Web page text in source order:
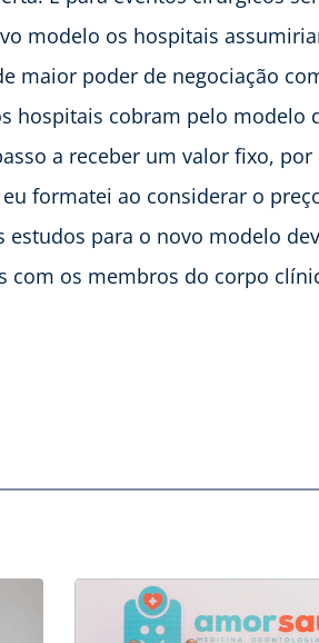
modelo os hospitais
maior poder de negociação
hospitais cobram pelo modelo
a receber um valor fixo,
formatei ao considerar o
estudos para o novo modelo
com os membros do corpo